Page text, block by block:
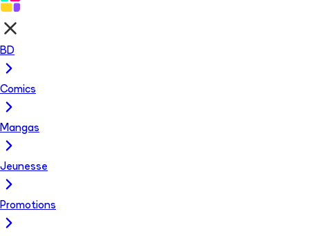
BD
Comics
Mangas
Jeunesse
Promotions